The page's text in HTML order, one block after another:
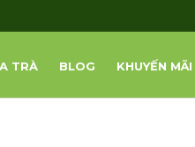
TRÀ BLOG KHUYẾN MÃI